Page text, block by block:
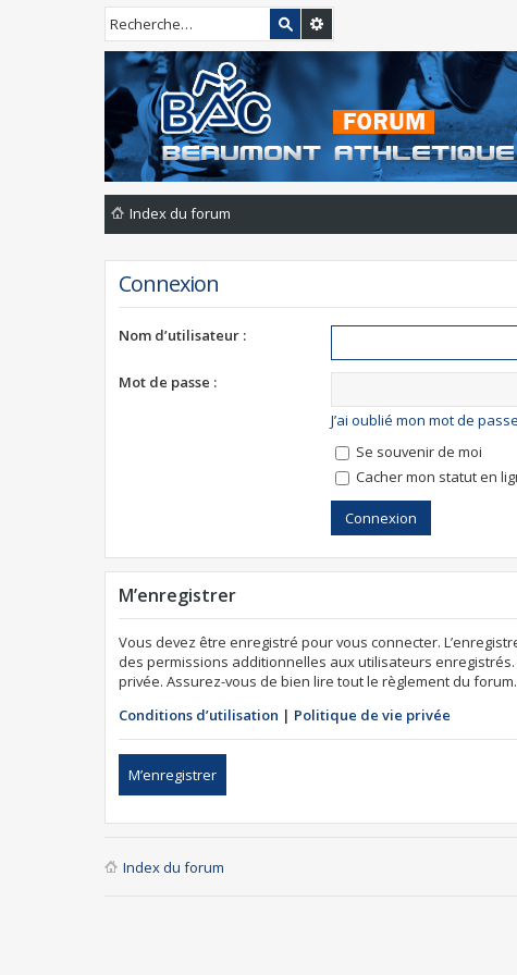
Index du forum
Connexion
Nom d’utilisateur :
Mot de passe :
J’ai oublié mon mot de passe
Se souvenir de moi
Cacher mon statut en
M’enregistrer
Vous devez être enregistré pour vous connecter.
des permissions additionnelles aux utilisateurs
privée. Assurez-vous de bien lire tout le règlement du forum.
Conditions d’utilisation | Politique de vie privée
M’enregistrer
Index du forum